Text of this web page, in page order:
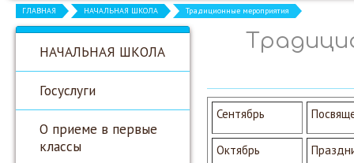
ГЛАВНАЯ НАЧАЛЬНАЯ ШКОЛА Традиционные мероприятия
НАЧАЛЬНАЯ ШКОЛА
Госуслуги
О приеме в первые
классы
Сентябрь
Октябрь